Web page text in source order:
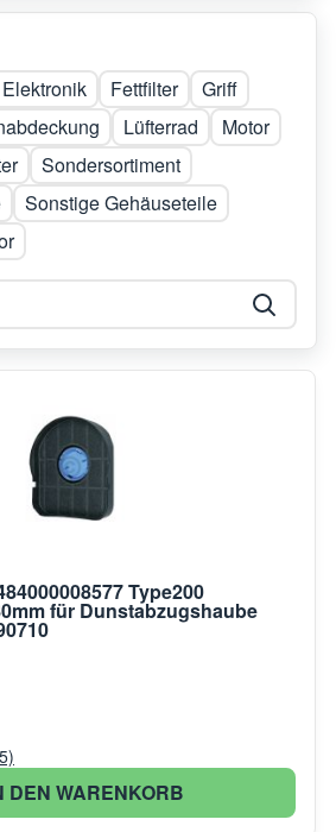
Elektronik Fettfilter
Griff
Lüfterrad
Motor
Sondersortiment
Sonstige Gehäuseteile
Type200
für Dunstabzugshaube
DEN WARENKORB